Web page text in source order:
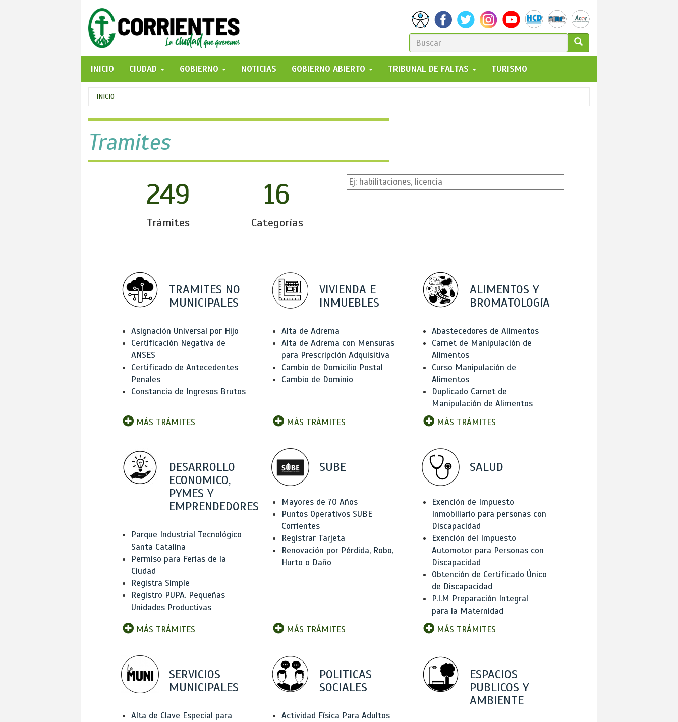
FORMULARIO
DE
BÚSQUEDA
GO!
INICIO
CIUDAD GOBIERNO NOTICIAS GOBIERNO ABIERTO TRIBUNAL DE FALTAS TURISMO
Se
encuentra
usted
aquí
INICIO
Tramites
249
Trámites
16
Categorías
TRAMITES NO
MUNICIPALES
Asignación Universal por Hijo
Certificación Negativa de
ANSES
Certificado de Antecedentes
Penales
Constancia de Ingresos Brutos
MÁS TRÁMITES
VIVIENDA E
INMUEBLES
Alta de Adrema
Alta de Adrema con Mensuras
para Prescripción Adquisitiva
Cambio de Domicilio Postal
Cambio de Dominio
MÁS TRÁMITES
ALIMENTOS Y
BROMATOLOGíA
Abastecedores de Alimentos
Carnet de Manipulación de
Alimentos
Curso Manipulación de
Alimentos
Duplicado Carnet de
Manipulación de Alimentos
MÁS TRÁMITES
DESARROLLO
ECONOMICO,
PYMES Y
EMPRENDEDORES
Parque Industrial Tecnológico
Santa Catalina
Permiso para Ferias de la
Ciudad
Registra Simple
Registro PUPA. Pequeñas
Unidades Productivas
MÁS TRÁMITES
SUBE
Mayores de 70 Años
Puntos Operativos SUBE
Corrientes
Registrar Tarjeta
Renovación por Pérdida, Robo,
Hurto o Daño
MÁS TRÁMITES
SALUD
Exención de Impuesto
Inmobiliario para personas con
Discapacidad
Exención del Impuesto
Automotor para Personas con
Discapacidad
Obtención de Certificado Único
de Discapacidad
P.I.M Preparación Integral
para la Maternidad
MÁS TRÁMITES
SERVICIOS
MUNICIPALES
Alta de Clave Especial para
POLITICAS
SOCIALES
Actividad Física Para Adultos
ESPACIOS
PUBLICOS Y
AMBIENTE